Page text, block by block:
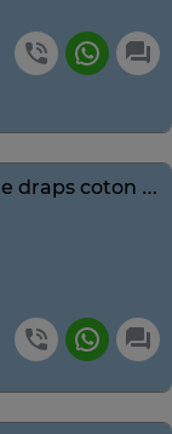
Dalia ensemble draps coton 3 pièces motifs modernes